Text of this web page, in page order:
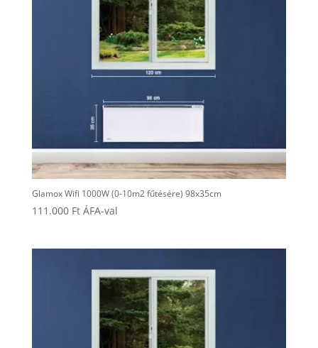
Glamox Wifi 1000W (0-10m2 fűtésére) 98x35cm
111.000 Ft ÁFA-val